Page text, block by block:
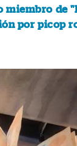
miembro de
por picop